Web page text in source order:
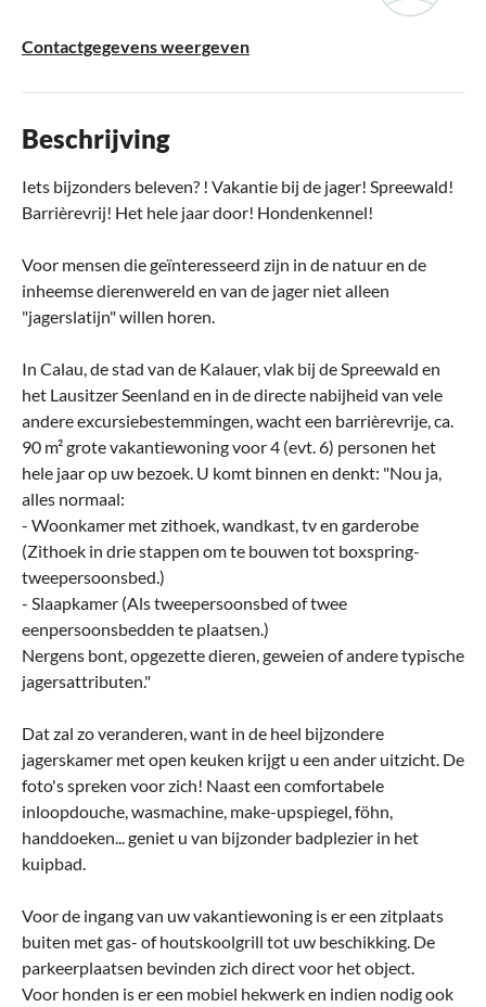
Contactgegevens weergeven
Beschrijving
Iets bijzonders beleven? ! Vakantie bij de jager! Spreewald!
Barrièrevrij! Het hele jaar door! Hondenkennel!
Voor mensen die geïnteresseerd zijn in de natuur en de
inheemse dierenwereld en van de jager niet alleen
"jagerslatijn" willen horen.
In Calau, de stad van de Kalauer, vlak bij de Spreewald en
het Lausitzer Seenland en in de directe nabijheid van vele
andere excursiebestemmingen, wacht een barrièrevrije, ca.
90 m² grote vakantiewoning voor 4 (evt. 6) personen het
hele jaar op uw bezoek. U komt binnen en denkt: "Nou ja,
alles normaal:
- Woonkamer met zithoek, wandkast, tv en garderobe
(Zithoek in drie stappen om te bouwen tot boxspring-
tweepersoonsbed.)
- Slaapkamer (Als tweepersoonsbed of twee
eenpersoonsbedden te plaatsen.)
Nergens bont, opgezette dieren, geweien of andere typische
jagersattributen."
Dat zal zo veranderen, want in de heel bijzondere
jagerskamer met open keuken krijgt u een ander uitzicht. De
foto's spreken voor zich! Naast een comfortabele
inloopdouche, wasmachine, make-upspiegel, föhn,
handdoeken... geniet u van bijzonder badplezier in het
kuipbad.
Voor de ingang van uw vakantiewoning is er een zitplaats
buiten met gas- of houtskoolgrill tot uw beschikking. De
parkeerplaatsen bevinden zich direct voor het object.
Voor honden is er een mobiel hekwerk en indien nodig ook